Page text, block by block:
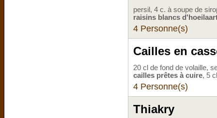
persil, 4 c. à soupe de
raisins blancs
4 Personne(s)
Cailles en
20 cl de fond de volaille,
cailles prêtes à cuire, 5
4 Personne(s)
Thiakry